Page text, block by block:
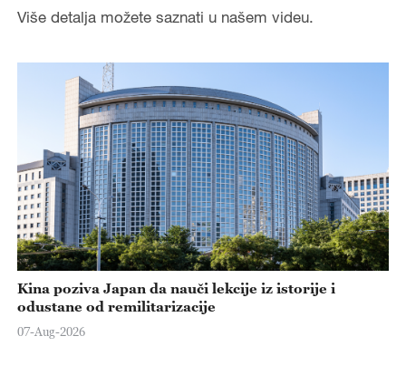
Više detalja možete saznati u našem videu.
Kina poziva Japan da nauči lekcije iz istorije i
odustane od remilitarizacije
07-Aug-2026